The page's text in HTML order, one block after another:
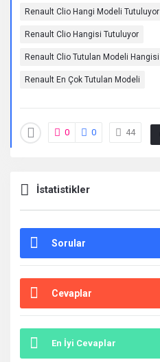
Renault Clio Hangi Modeli Tutuluyor
Renault Clio Hangisi Tutuluyor
Renault Clio Tutulan Modeli Hangisi
Renault En Çok Tutulan Modeli
0 0 44
İstatistikler
Sorular
Cevaplar
En İyi Cevaplar